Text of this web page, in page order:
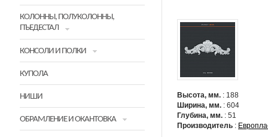
КОЛОННЫ, ПОЛУКОЛОННЫ,
ПЪЕДЕСТАЛ
КОНСОЛИ И ПОЛКИ
КУПОЛА
НИШИ
ОБРАМЛЕНИЕ И ОКАНТОВКА
Высота, мм. : 188
Ширина, мм. : 604
Глубина, мм. : 51
Производитель :